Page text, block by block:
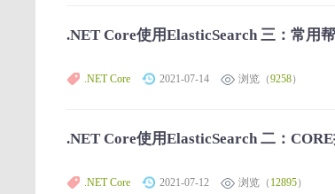
.NET Core使用ElasticSearch 三：常用
.NET Core 2021-07-14 浏览（9258）
.NET Core使用ElasticSearch 二：
.NET Core 2021-07-12 浏览（ 12895）